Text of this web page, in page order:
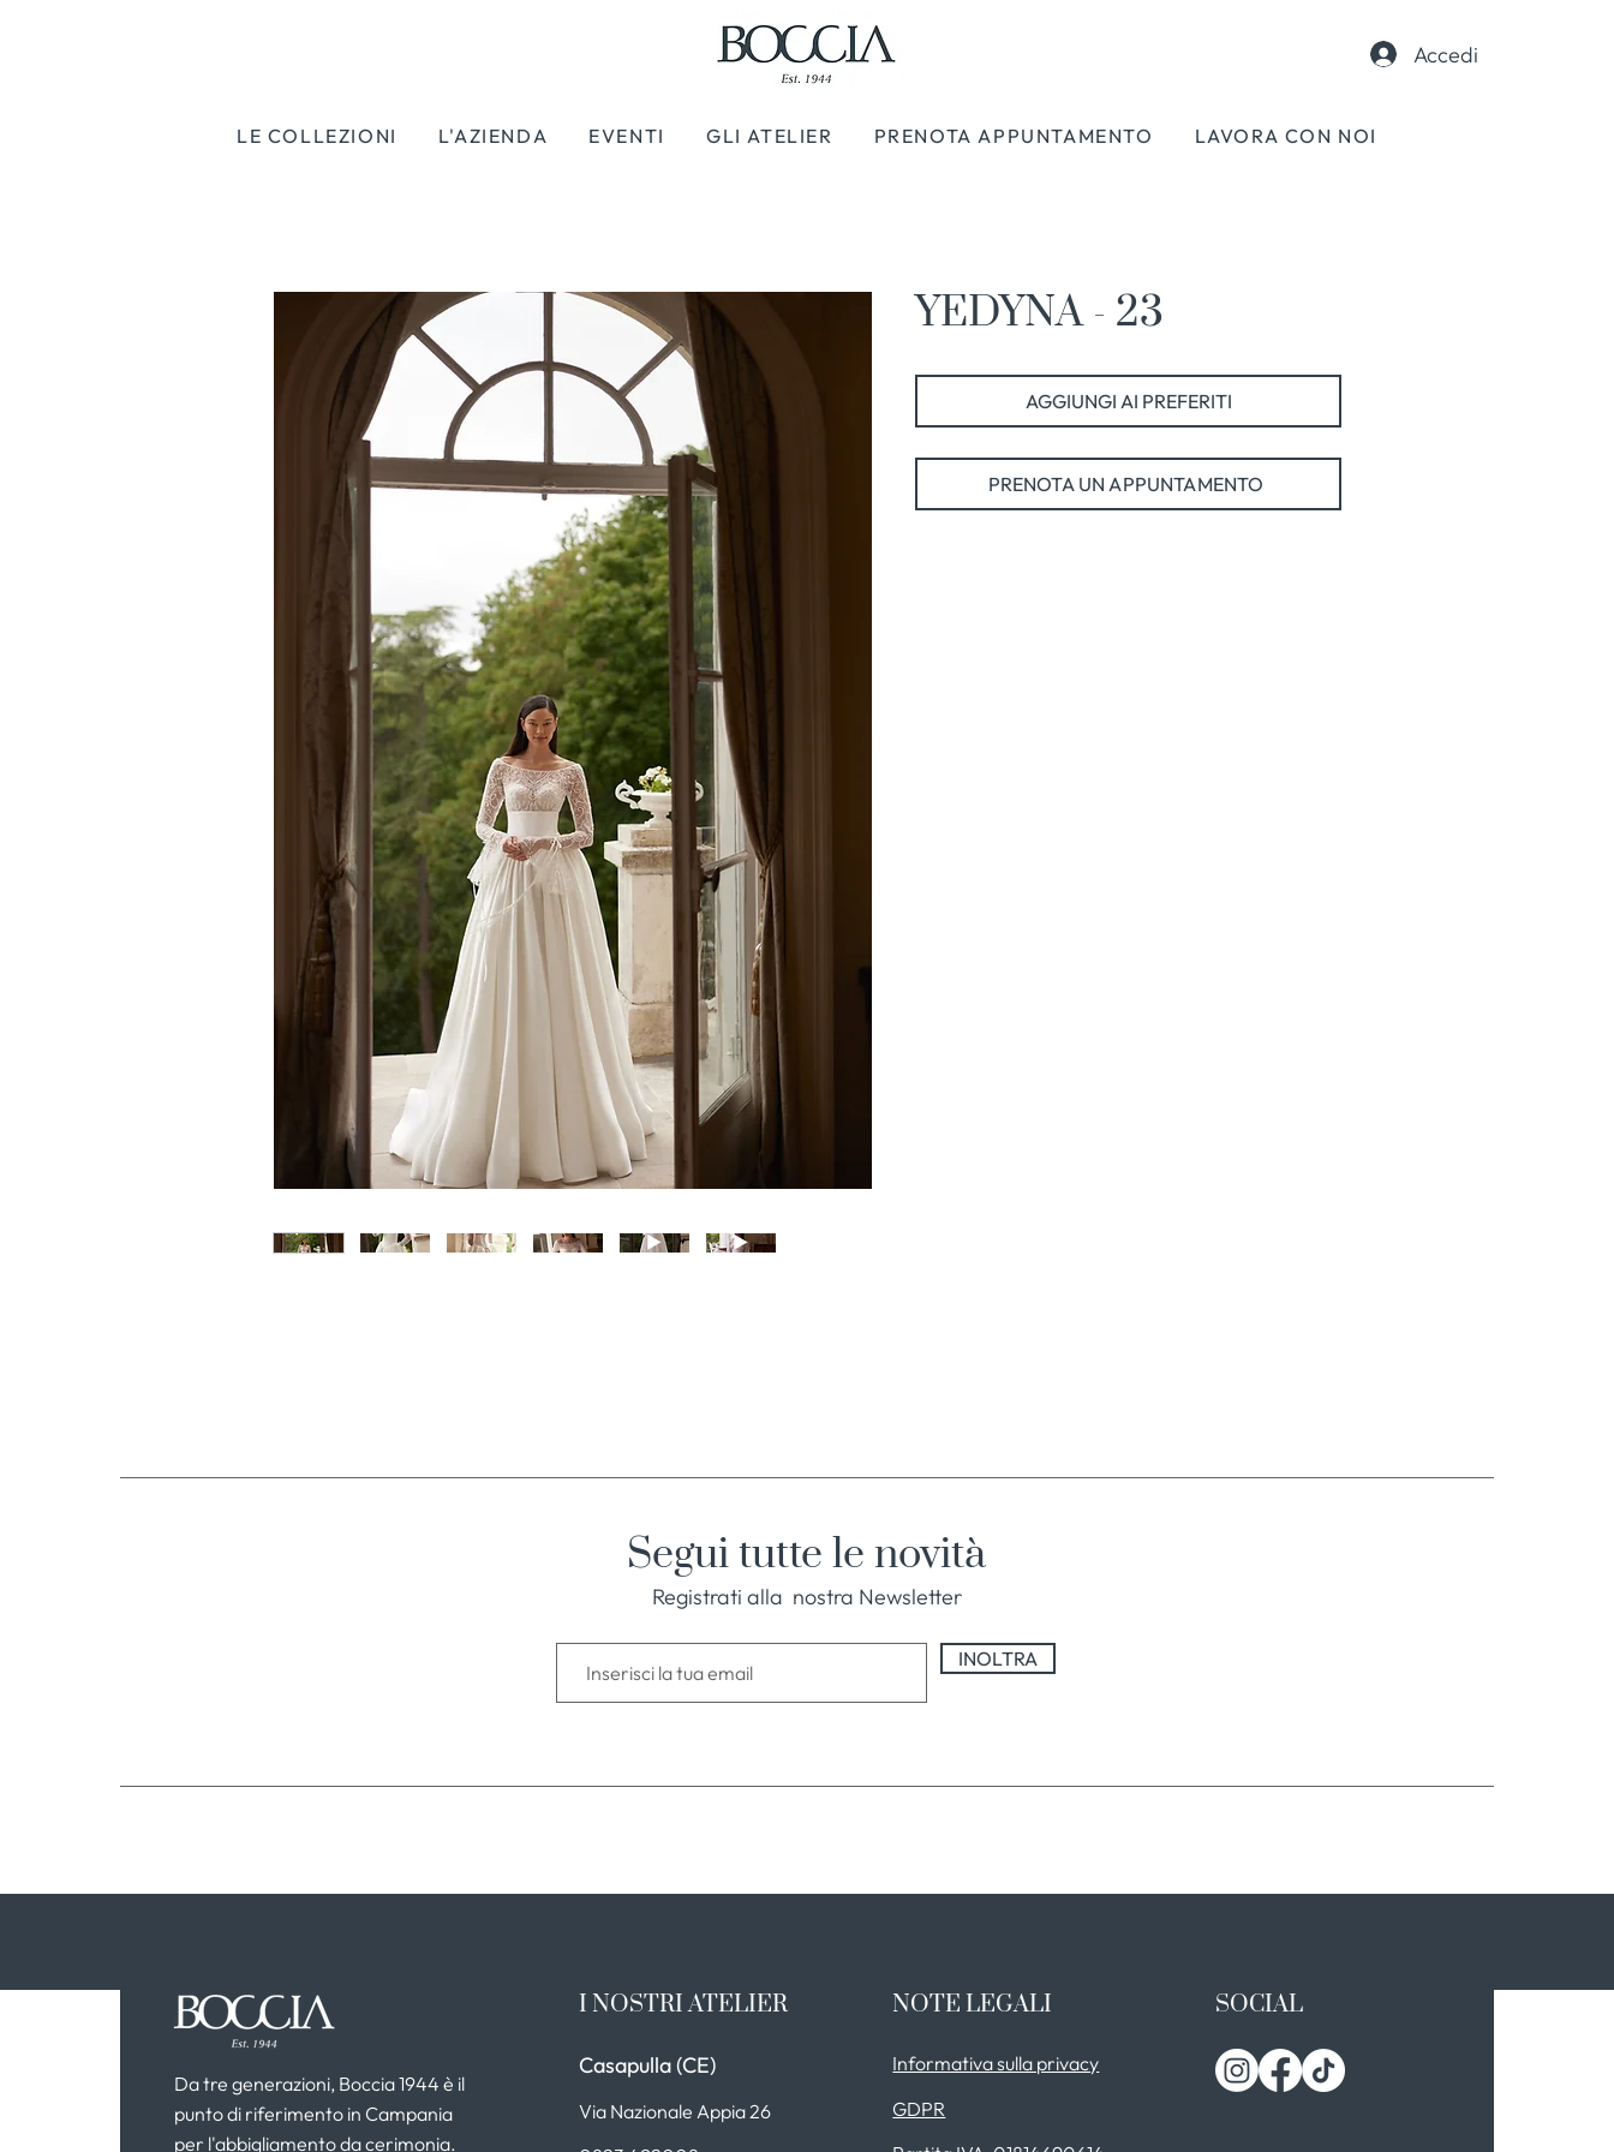
Accedi
LE COLLEZIONI L'AZIENDA EVENTI GLI ATELIER PRENOTA APPUNTAMENTO LAVORA CON NOI
YEDYNA - 23
AGGIUNGI AI PREFERITI
PRENOTA UN APPUNTAMENTO
Segui tutte le novità
Registrati alla nostra Newsletter
INOLTRA
Da tre generazioni, Boccia 1944 è il
punto di riferimento in Campania
per l'abbigliamento da cerimonia.
I NOSTRI ATELIER
Casapulla (CE)
Via Nazionale Appia 26
NOTE LEGALI
Informativa sulla privacy
GDPR
SOCIAL